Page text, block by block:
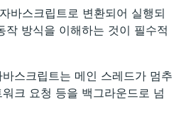
바스크립트로 변환되어 실행되
작 방식을 이해하는 것이 필수적
스크립트는 메인 스레드가 멈추
크 요청 등을 백그라운드로 넘